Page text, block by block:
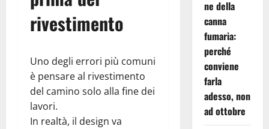
rivestimento
Uno degli errori più comuni
è pensare al rivestimento
del camino solo alla fine dei
lavori.
In realtà, il design va
ne della
canna
fumaria:
perché
conviene
farla
adesso, non
ad ottobre